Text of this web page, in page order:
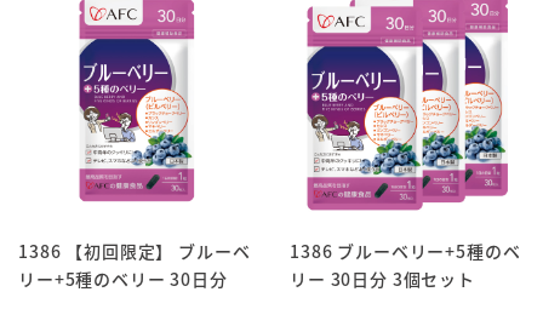
1386 【初回限定】 ブルーベ
リー+5種のベリー 30日分
1386 ブルーベリー+5種のベ
リー 30日分 3個セット